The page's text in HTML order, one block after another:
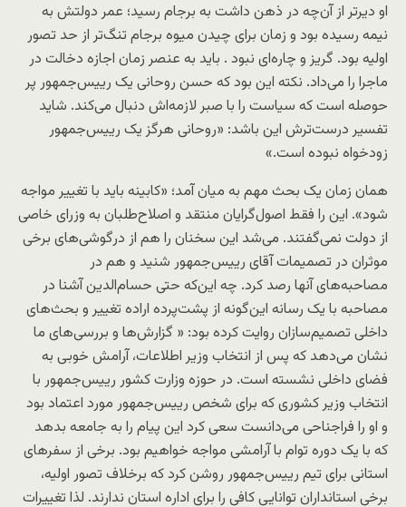
او دیرتر از آن‌چه در ذهن داشت به برجام رسید؛ عمر دولتش به
نیمه رسیده بود و زمان برای چیدن میوه برجام تنگ‌تر از حد تصور
اولیه بود. گریز و چاره‌ای نبود . باید به عنصر زمان اجازه دخالت در
ماجرا را می‌داد. نکته این بود که حسن روحانی یک رییس‌جمهور پر
حوصله است که سیاست را با صبر لازمه‌اش دنبال می‌کند. شاید
تفسیر درست‌ترش این باشد: «روحانی هرگز یک رییس‌جمهور
زودخواه نبوده است.»
همان زمان یک بحث مهم به میان آمد؛ «کابینه باید با تغییر مواجه
شود». این را فقط اصول‌گرایان منتقد و اصلاح‌طلبان به وزرای خاصی
از دولت نمی‌گفتند. می‌شد این سخنان را هم از درگوشی‌های برخی
موثران در تصمیمات آقای رییس‌جمهور شنید و هم در
مصاحبه‌های آنها رصد کرد. چه این‌که حتی حسام‌الدین آشنا در
مصاحبه با یک رسانه این‌گونه از پشت‌پرده اراده تغییر و بحث‌های
داخلی تصمیم‌سازان روایت کرده بود: « گزارش‌ها و بررسی‌های ما
نشان می‌دهد که پس از انتخاب وزیر اطلاعات، آرامش خوبی به
فضای داخلی نشسته است. در حوزه وزارت کشور رییس‌جمهور با
انتخاب وزیر کشوری که برای شخص رییس‌جمهور مورد اعتماد بود
و او را فراجناحی می‌دانست سعی کرد این پیام را به جامعه بدهد
که با یک دوره توام با آرامشی مواجه خواهیم بود. برخی از سفرهای
استانی برای تیم رییس‌جمهور روشن کرد که برخلاف تصور اولیه،
برخی استانداران توانایی کافی را برای اداره استان ندارند. لذا تغییرات